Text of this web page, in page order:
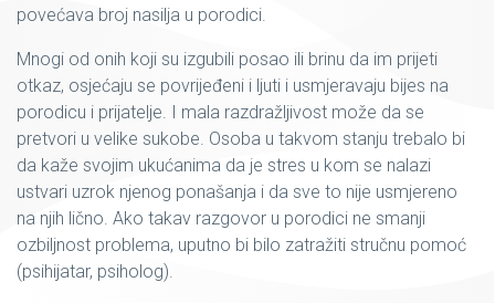
povećava broj nasilja u porodici.
Mnogi od onih koji su izgubili posao ili brinu da im prijeti
otkaz, osjećaju se povrijeđeni i ljuti i usmjeravaju bijes na
porodicu i prijatelje. I mala razdražljivost može da se
pretvori u velike sukobe. Osoba u takvom stanju trebalo bi
da kaže svojim ukućanima da je stres u kom se nalazi
ustvari uzrok njenog ponašanja i da sve to nije usmjereno
na njih lično. Ako takav razgovor u porodici ne smanji
ozbiljnost problema, uputno bi bilo zatražiti stručnu pomoć
(psihijatar, psiholog).